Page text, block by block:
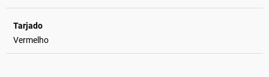
Tarjado
Vermelho